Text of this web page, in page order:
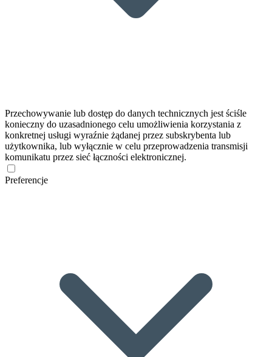
Przechowywanie lub dostęp do danych technicznych jest ściśle
konieczny do uzasadnionego celu umożliwienia korzystania z
konkretnej usługi wyraźnie żądanej przez subskrybenta lub
użytkownika, lub wyłącznie w celu przeprowadzenia transmisji
komunikatu przez sieć łączności elektronicznej.
Preferencje